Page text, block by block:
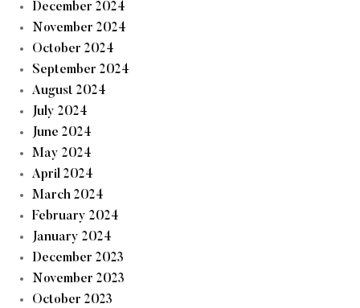
December 2024
November 2024
October 2024
September 2024
August 2024
July 2024
June 2024
May 2024
April 2024
March 2024
February 2024
January 2024
December 2023
November 2023
October 2023